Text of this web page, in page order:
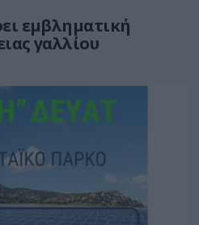
εμβληματική
γαλλίου